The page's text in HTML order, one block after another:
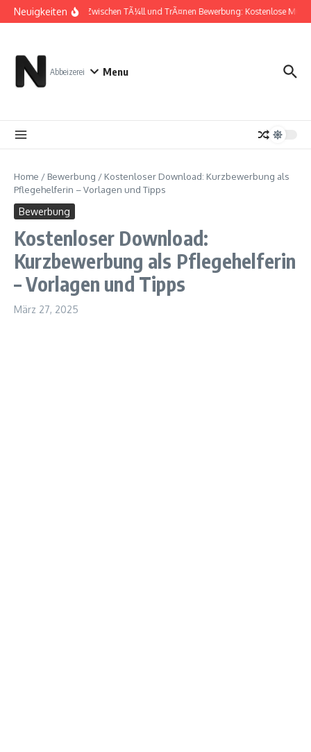
Zum Inhalt springen
Neuigkeiten Zwischen TÃ¼ll und TrÃ¤nen Bewerbung: Kostenlose
Abbeizerei Menu
Home / Bewerbung / Kostenloser Download: Kurzbewerbung als
Pflegehelferin – Vorlagen und Tipps
Bewerbung
Kostenloser Download:
Kurzbewerbung als Pflegehelferin
– Vorlagen und Tipps
März 27, 2025